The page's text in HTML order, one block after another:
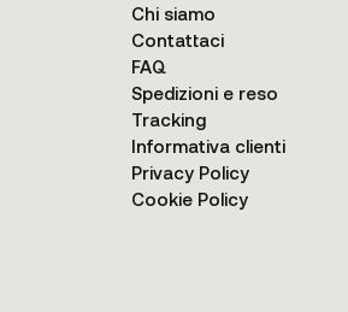
Chi siamo
Contattaci
FAQ
Spedizioni e reso
Tracking
Informativa clienti
Privacy Policy
Cookie Policy